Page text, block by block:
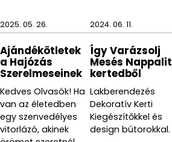
2025. 05. 26.
Ajándékötletek
a Hajózás
Szerelmeseinek
Kedves Olvasók! Ha
van az életedben
egy szenvedélyes
vitorlázó, akinek
2024. 06. 11.
Így Varázsolj
Mesés Nappalit
kertedből
Lakberendezés
Dekoratív Kerti
Kiegészítőkkel és
design bútorokkal.